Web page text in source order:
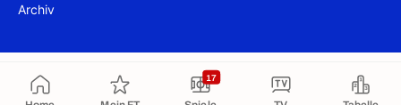
17
Archiv
@ FussballTransfers.com 2009-2026